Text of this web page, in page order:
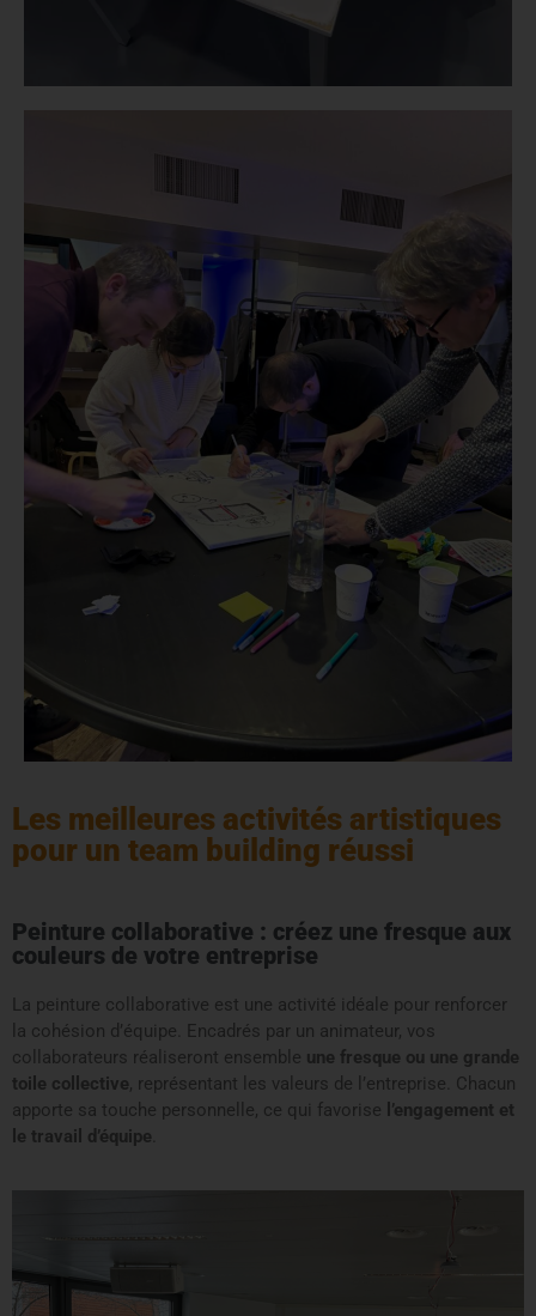
Les meilleures activités artistiques
pour un team building réussi
Peinture collaborative : créez une fresque aux
couleurs de votre entreprise
La peinture collaborative est une activité idéale pour renforcer
la cohésion d’équipe. Encadrés par un animateur, vos
collaborateurs réaliseront ensemble une fresque ou une grande
toile collective, représentant les valeurs de l’entreprise. Chacun
apporte sa touche personnelle, ce qui favorise l’engagement et
le travail d’équipe